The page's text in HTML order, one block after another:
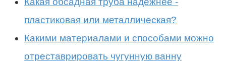
пластиковая или металлическая?
Какими материалами и способами можно
отреставрировать чугунную ванну